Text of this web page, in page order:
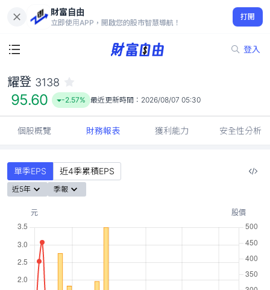
財富自由
立即使用APP，開啟您的股市智慧導航！
打開
登入
95.60
-2.57%
耀登 3138
95.60 -2.57% 最近更新時間： 2026/08/07 05:30
個股概覽 財務報表 獲利能力 安全性分析
單季EPS 近4季累積EPS
近5年 季報